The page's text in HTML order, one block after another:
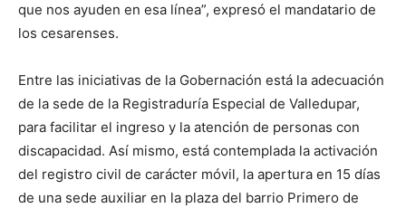
que nos ayuden en esa línea”, expresó el mandatario de
los cesarenses.
Entre las iniciativas de la Gobernación está la adecuación
de la sede de la Registraduría Especial de Valledupar,
para facilitar el ingreso y la atención de personas con
discapacidad. Así mismo, está contemplada la activación
del registro civil de carácter móvil, la apertura en 15 días
de una sede auxiliar en la plaza del barrio Primero de